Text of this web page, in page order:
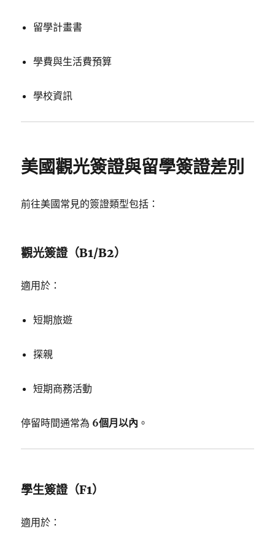
留學計畫書
學費與生活費預算
學校資訊
美國觀光簽證與留學簽證差別
前往美國常見的簽證類型包括：
觀光簽證（B1/B2）
適用於：
短期旅遊
探親
短期商務活動
停留時間通常為 6個月以內 。
學生簽證（F1）
適用於：